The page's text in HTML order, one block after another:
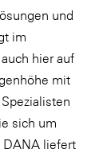
und
im
hier auf
mit
sich um
DANA liefert